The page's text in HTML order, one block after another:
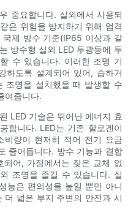
중요합니다. 실외에서 사용되
은 위험을 방지하기 위해 엄격
제 방수 기준(IP65 이상과 같
방수형 실외 LED 투광등에 투
수 있습니다. 이러한 조명 기
하도록 설계되어 있어, 습하거
조명을 설치했을 때 발생할 수
여줍니다.
LED 기술은 뛰어난 에너지 효
합니다. LED는 기존 할로겐이
비량이 현저히 적어 전기 요금
줄어듭니다. 방수 기능과 결합
어, 가정에서는 잦은 교체 없
조명을 즐길 수 있습니다. 실
능은 편의성을 높일 뿐만 아니
더 넓은 부지 주변의 안전과 시